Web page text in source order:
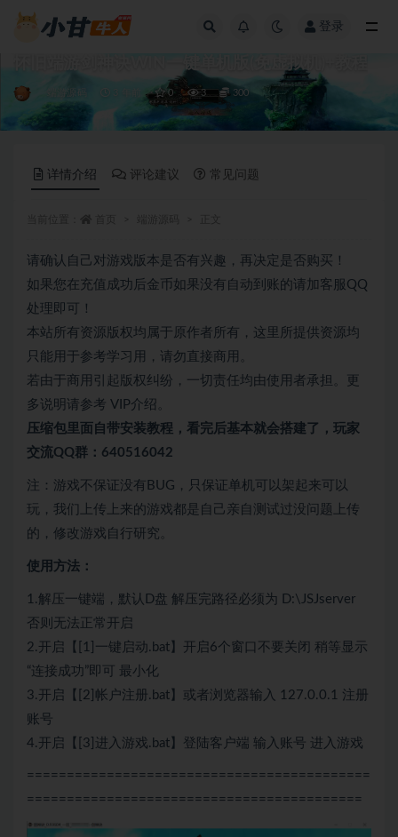
登录
怀旧端游剑神诀WIN一键单机版(免虚拟机)+教程
0 3 300
详情介绍 评论建议 常见问题
请确认自己对游戏版本是否有兴趣，再决定是否购买！
如果您在充值成功后金币如果没有自动到账的请加客服QQ
处理即可！
本站所有资源版权均属于原作者所有，这里所提供资源均
只能用于参考学习用，请勿直接商用。
若由于商用引起版权纠纷，一切责任均由使用者承担。更
多说明请参考 VIP介绍。
压缩包里面自带安装教程，看完后基本就会搭建了，玩家
交流QQ群：640516042
注：游戏不保证没有BUG，只保证单机可以架起来可以
玩，我们上传上来的游戏都是自己亲自测试过没问题上传
的，修改游戏自行研究。
使用方法：
1.解压一键端，默认D盘 解压完路径必须为 D:\JSJserver
否则无法正常开启
2.开启【[1]一键启动.bat】开启6个窗口不要关闭 稍等显示
“连接成功”即可 最小化
3.开启【[2]帐户注册.bat】或者浏览器输入 127.0.0.1 注册
账号
4.开启【[3]进入游戏.bat】登陆客户端 输入账号 进入游戏
===========================================
==========================================